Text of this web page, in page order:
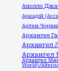
Аполло
Аркадій
Артем
Архангел
Архангел
Архангел
Архангел
World)/